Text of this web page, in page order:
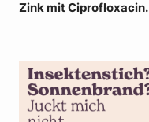
Zink mit Ciprofloxacin.